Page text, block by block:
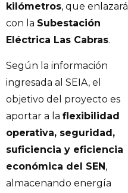
kilómetros, que enlazará
con la Subestación
Eléctrica Las Cabras.
Según la información
ingresada al SEIA, el
objetivo del proyecto es
aportar a la flexibilidad
operativa, seguridad,
suficiencia y eficiencia
económica del SEN,
almacenando energía